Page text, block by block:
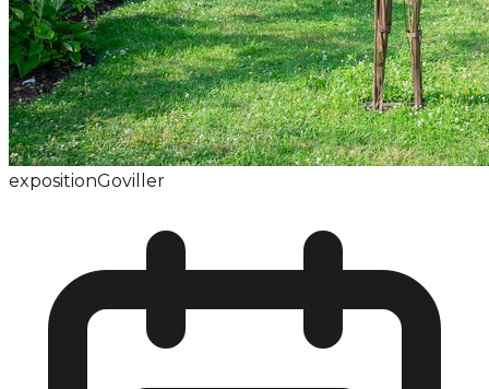
expositionGoviller